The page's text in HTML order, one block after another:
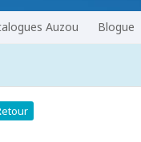
Auzou Blogue